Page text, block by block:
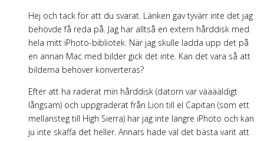
Hej och tack för att du svarat. Länken gav tyvärr inte det jag
behövde få reda på. Jag har alltså en extern hårddisk med
hela mitt iPhoto-bibliotek. När jag skulle ladda upp det på
en annan Mac med bilder gick det inte. Kan det vara så att
bilderna behöver konverteras?
Efter att ha raderat min hårddisk (datorn var vääääldigt
långsam) och uppgraderat från Lion till el Capitan (som ett
mellansteg till High Sierra) har jag inte längre iPhoto och kan
ju inte skaffa det heller. Annars hade väl det bästa varit att